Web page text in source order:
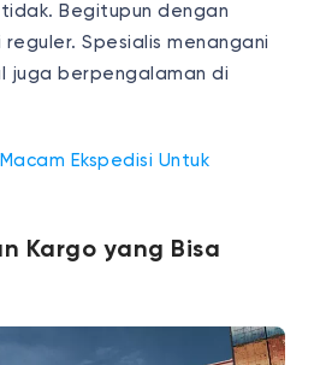
Begitupun dengan
reguler. Spesialis menangani
juga berpengalaman di
Ekspedisi Untuk
Kargo yang Bisa